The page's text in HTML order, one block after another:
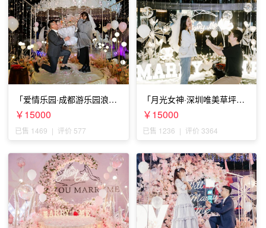
「爱情乐园·成都游乐园浪漫
求婚」
￥15000
已售 1469 | 评价 577
「月光女神·深圳唯美草坪浪
漫求婚」
￥15000
已售 1236 | 评价 3364